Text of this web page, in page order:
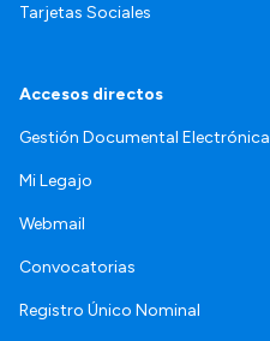
Tarjetas Sociales
Accesos directos
Gestión Documental Electrónica
Mi Legajo
Webmail
Convocatorias
Registro Único Nominal